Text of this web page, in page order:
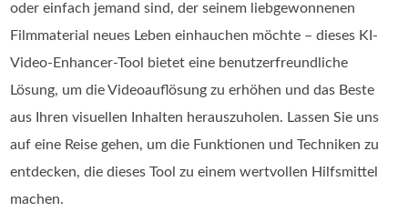
oder einfach jemand sind, der seinem liebgewonnenen
Filmmaterial neues Leben einhauchen möchte – dieses KI-
Video-Enhancer-Tool bietet eine benutzerfreundliche
Lösung, um die Videoauflösung zu erhöhen und das Beste
aus Ihren visuellen Inhalten herauszuholen. Lassen Sie uns
auf eine Reise gehen, um die Funktionen und Techniken zu
entdecken, die dieses Tool zu einem wertvollen Hilfsmittel
machen.